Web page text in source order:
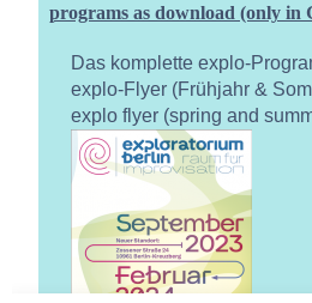
programs as download (only in
Das komplette explo-
explo-Flyer (Frühjahr &
explo flyer (spring and